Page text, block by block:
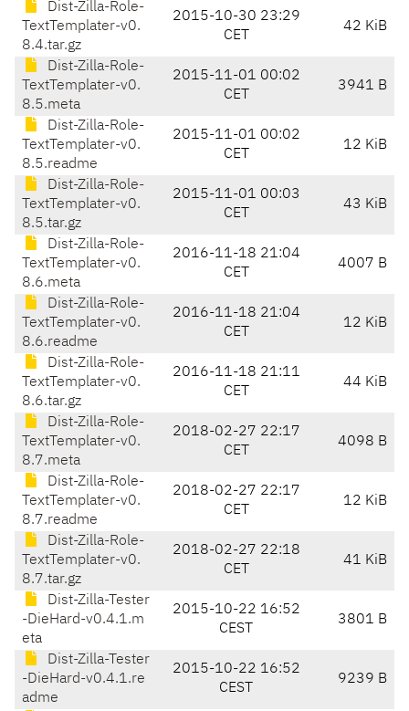
Dist-Zilla-Role-
TextTemplater-v0.
8.4.tar.gz
2015-10-30 23:29
CET
42 KiB
Dist-Zilla-Role-
TextTemplater-v0.
8.5.meta
2015-11-01 00:02
CET
3941 B
Dist-Zilla-Role-
TextTemplater-v0.
8.5.readme
2015-11-01 00:02
CET
12 KiB
Dist-Zilla-Role-
TextTemplater-v0.
8.5.tar.gz
2015-11-01 00:03
CET
43 KiB
Dist-Zilla-Role-
TextTemplater-v0.
8.6.meta
2016-11-18 21:04
CET
4007 B
Dist-Zilla-Role-
TextTemplater-v0.
8.6.readme
2016-11-18 21:04
CET
12 KiB
Dist-Zilla-Role-
TextTemplater-v0.
8.6.tar.gz
2016-11-18 21:11
CET
44 KiB
Dist-Zilla-Role-
TextTemplater-v0.
8.7.meta
2018-02-27 22:17
CET
4098 B
Dist-Zilla-Role-
TextTemplater-v0.
8.7.readme
2018-02-27 22:17
CET
12 KiB
Dist-Zilla-Role-
TextTemplater-v0.
8.7.tar.gz
2018-02-27 22:18
CET
41 KiB
Dist-Zilla-Tester
-DieHard-v0.4.1.m
eta
2015-10-22 16:52
CEST
3801 B
Dist-Zilla-Tester
-DieHard-v0.4.1.re
adme
2015-10-22 16:52
CEST
9239 B